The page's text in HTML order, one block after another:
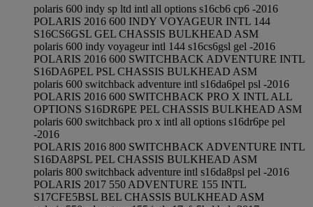
polaris 600 indy sp ltd intl all options s16cb6 cp6 -2016
POLARIS 2016 600 INDY VOYAGEUR INTL 144
S16CS6GSL GEL CHASSIS BULKHEAD ASM
polaris 600 indy voyageur intl 144 s16cs6gsl gel -2016
POLARIS 2016 600 SWITCHBACK ADVENTURE INTL
S16DA6PEL PSL CHASSIS BULKHEAD ASM
polaris 600 switchback adventure intl s16da6pel psl -2016
POLARIS 2016 600 SWITCHBACK PRO X INTL ALL
OPTIONS S16DR6PE PEL CHASSIS BULKHEAD ASM
polaris 600 switchback pro x intl all options s16dr6pe pel
-2016
POLARIS 2016 800 SWITCHBACK ADVENTURE INTL
S16DA8PSL PEL CHASSIS BULKHEAD ASM
polaris 800 switchback adventure intl s16da8psl pel -2016
POLARIS 2017 550 ADVENTURE 155 INTL
S17CFE5BSL BEL CHASSIS BULKHEAD ASM